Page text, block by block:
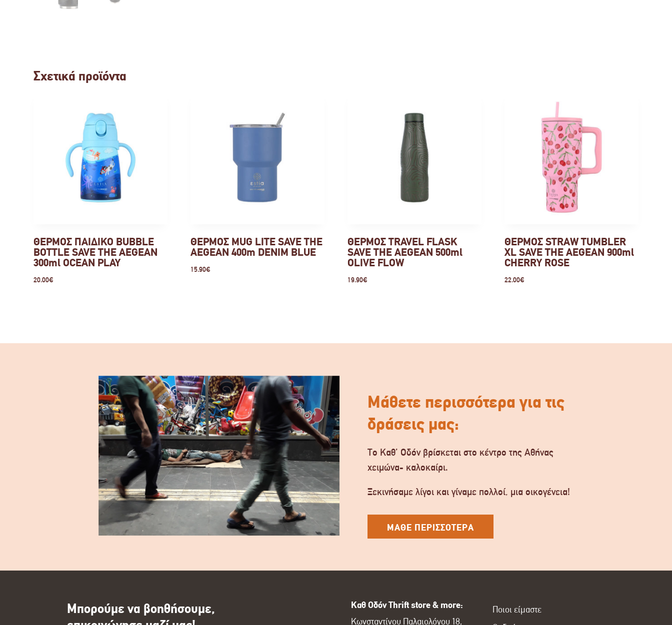
Σχετικά προϊόντα
ΘΕΡΜΟΣ ΠΑΙΔΙΚΟ BUBBLE
BOTTLE SAVE THE AEGEAN
300ml OCEAN PLAY
20.00€
ΘΕΡΜΟΣ MUG LITE SAVE THE
AEGEAN 400m DENIM BLUE
15.90€
ΘΕΡΜΟΣ TRAVEL FLASK
SAVE THE AEGEAN 500ml
OLIVE FLOW
19.90€
ΘΕΡΜΟΣ STRAW TUMBLER
XL SAVE THE AEGEAN 900ml
CHERRY ROSE
22.00€
Μάθετε περισσότερα για τις
δράσεις μας:
Το Καθ’ Οδόν βρίσκεται στο κέντρο της Αθήνας
χειμώνα- καλοκαίρι.
Ξεκινήσαμε λίγοι και γίναμε πολλοί, μια οικογένεια!
ΜΑΘΕ ΠΕΡΙΣΣΟΤΕΡΑ
Μπορούμε να βοηθήσουμε,
Καθ Οδόν Thrift store & more:
Κωνσταντίνου Παλαιολόγου 18,
Ποιοι είμαστε